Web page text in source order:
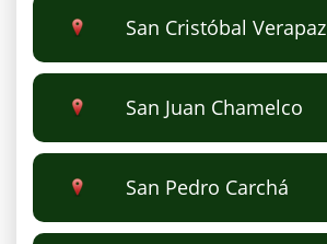
San Cristóbal Verapaz
San Juan Chamelco
San Pedro Carchá